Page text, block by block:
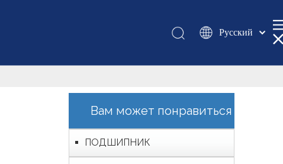
Pусский
românesc
Вам может понравиться
ПОДШИПНИК